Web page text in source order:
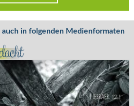
auch in folgenden Medienformaten